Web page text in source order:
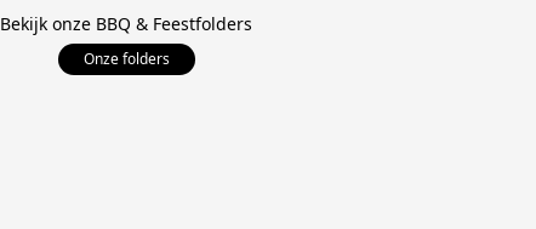
Bekijk onze BBQ & Feestfolders
Onze folders